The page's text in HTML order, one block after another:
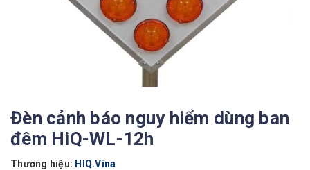
Đèn cảnh báo nguy hiểm dùng ban
đêm HiQ-WL-12h
Thương hiệu: HIQ.Vina